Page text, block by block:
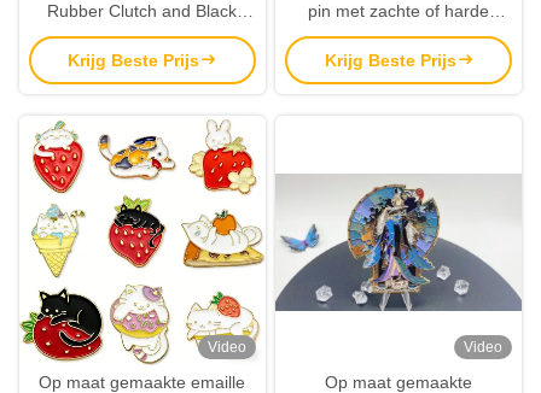
Rubber Clutch and Black
Plating for Commemorative
Souvenirs
Krijg Beste Prijs
pin met zachte of harde
afwerking, glitter, en schattig
cartoon anime ontwerp.
Krijg Beste Prijs
Video
Op maat gemaakte emaille
Video
Op maat gemaakte